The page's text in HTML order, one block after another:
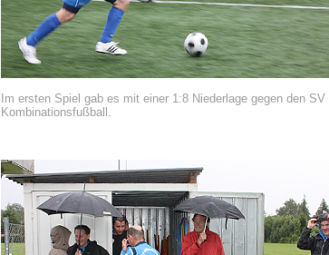
Im ersten Spiel gab es mit einer 1:8 Niederlage gegen den
Kombinationsfußball.